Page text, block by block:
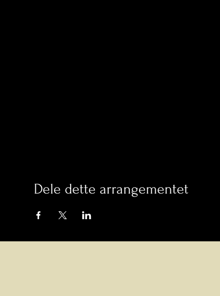
Dele dette arrangementet